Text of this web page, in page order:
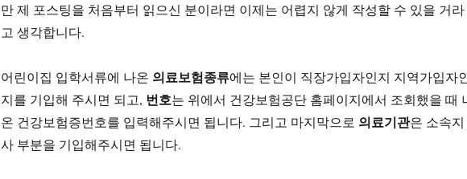
만 제 포스팅을 처음부터 읽으신 분이라면 이제는 어렵지 않게 작성할 수 있을 거라
고 생각합니다.
어린이집 입학서류에 나온 의료보험종류에는 본인이 직장가입자인지 지역가입자
지를 기입해 주시면 되고, 번호는 위에서 건강보험공단 홈페이지에서 조회했을 때
온 건강보험증번호를 입력해주시면 됩니다. 그리고 마지막으로 의료기관은 소속지
사 부분을 기입해주시면 됩니다.